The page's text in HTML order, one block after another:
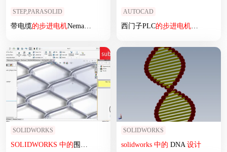
STEP,PARASOLID
带电缆的步进电机Nema 17 12V
AUTOCAD
西门子PLC的步进电机直接控制
SOLIDWORKS
SOLIDWORKS 中的围栏
SOLIDWORKS
solidworks 中的 DNA 设计